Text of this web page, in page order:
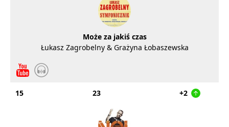
Może za jakiś czas
Łukasz Zagrobelny & Grażyna Łobaszewska
15 23 +2